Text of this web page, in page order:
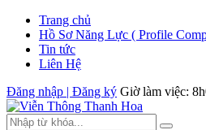
Trang chủ
Hồ Sơ Năng Lực ( Profile
Tin tức
Liên Hệ
Đăng nhập | Đăng ký Giờ làm việc: